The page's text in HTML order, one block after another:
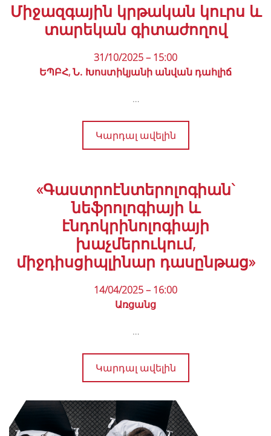
Միջազգային կրթական կուրս և
տարեկան գիտաժողով
31/10/2025 – 15:00
ԵՊԲՀ, Ն․ Խոստիկյանի անվան դահլիճ
…
Կարդալ ավելին
«Գաստրոէնտերոլոգիան`
նեֆրոլոգիայի և
էնդոկրինոլոգիայի
խաչմերուկում,
միջդիսցիպլինար դասընթաց»
14/04/2025 – 16:00
Առցանց
…
Կարդալ ավելին